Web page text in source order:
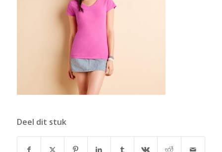
Deel dit stuk